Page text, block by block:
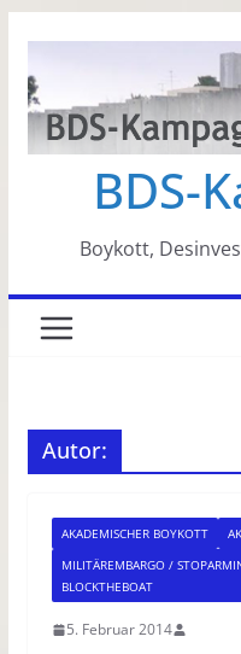
springen
BDS-
Boykott,
Autor:
AKADEMISCHER BOYKOTT
MILITÄREMBARGO /
BLOCKTHEBOAT
5. Februar 2014